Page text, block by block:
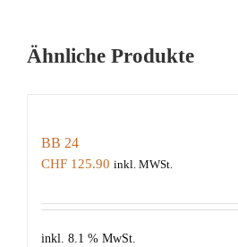
Ähnliche Produkte
BB 24
CHF 125.90 inkl. MWSt.
inkl. 8.1 % MwSt.